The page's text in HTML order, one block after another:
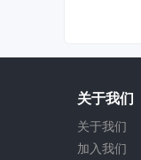
关于我们
关于我们
加入我们